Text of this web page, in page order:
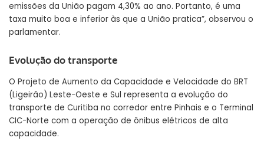
emissões da União pagam 4,30% ao ano. Portanto, é uma
taxa muito boa e inferior às que a União pratica”, observou o
parlamentar.
Evolução do transporte
O Projeto de Aumento da Capacidade e Velocidade do BRT
(Ligeirão) Leste-Oeste e Sul representa a evolução do
transporte de Curitiba no corredor entre Pinhais e o Terminal
CIC-Norte com a operação de ônibus elétricos de alta
capacidade.